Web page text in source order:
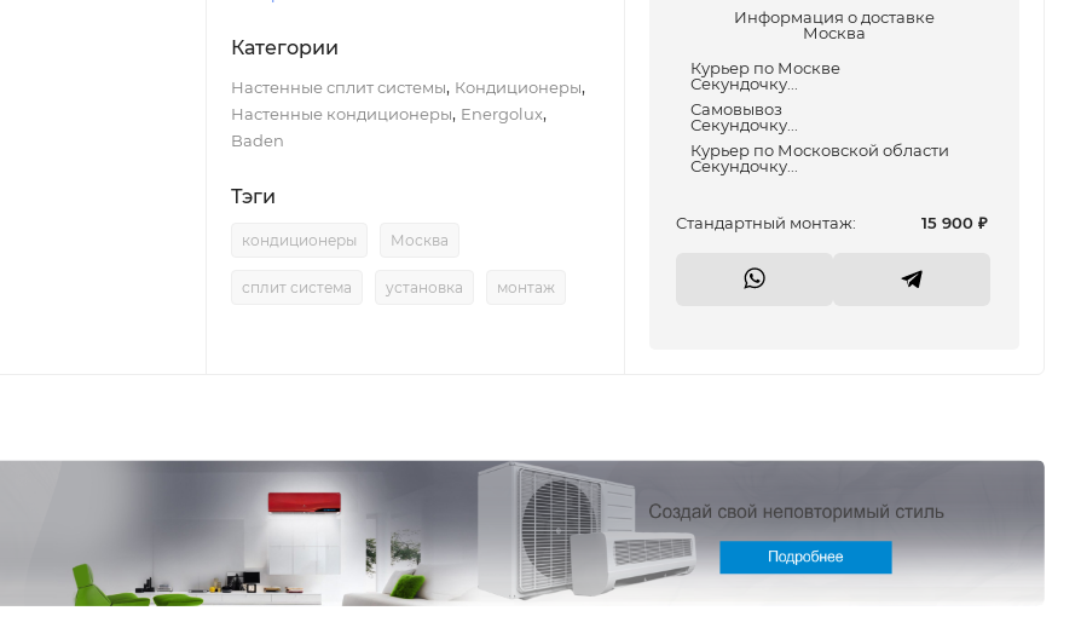
Категории
Настенные сплит системы, Кондиционеры,
Настенные кондиционеры, Energolux,
Baden
Тэги
кондиционеры Москва
сплит система установка монтаж
Информация о доставке
Москва
Курьер по Москве
Секундочку...
Самовывоз
Секундочку...
Курьер по Московской области
Секундочку...
Cтандартный монтаж: 15 900 ₽